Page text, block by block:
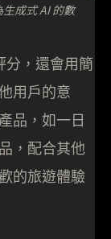
成式 AI 的數
分，還會用簡
用戶的意
品，如一日
，配合其他
的旅遊體驗